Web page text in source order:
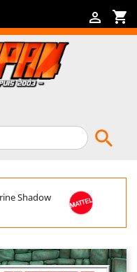
shopping_cart


Shadow